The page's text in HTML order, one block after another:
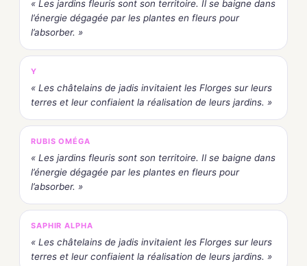
« Les jardins fleuris sont son territoire. Il se baigne dans
l’énergie dégagée par les plantes en fleurs pour
l’absorber. »
Y
« Les châtelains de jadis invitaient les Florges sur leurs
terres et leur confiaient la réalisation de leurs jardins. »
RUBIS OMÉGA
« Les jardins fleuris sont son territoire. Il se baigne dans
l’énergie dégagée par les plantes en fleurs pour
l’absorber. »
SAPHIR ALPHA
« Les châtelains de jadis invitaient les Florges sur leurs
terres et leur confiaient la réalisation de leurs jardins. »